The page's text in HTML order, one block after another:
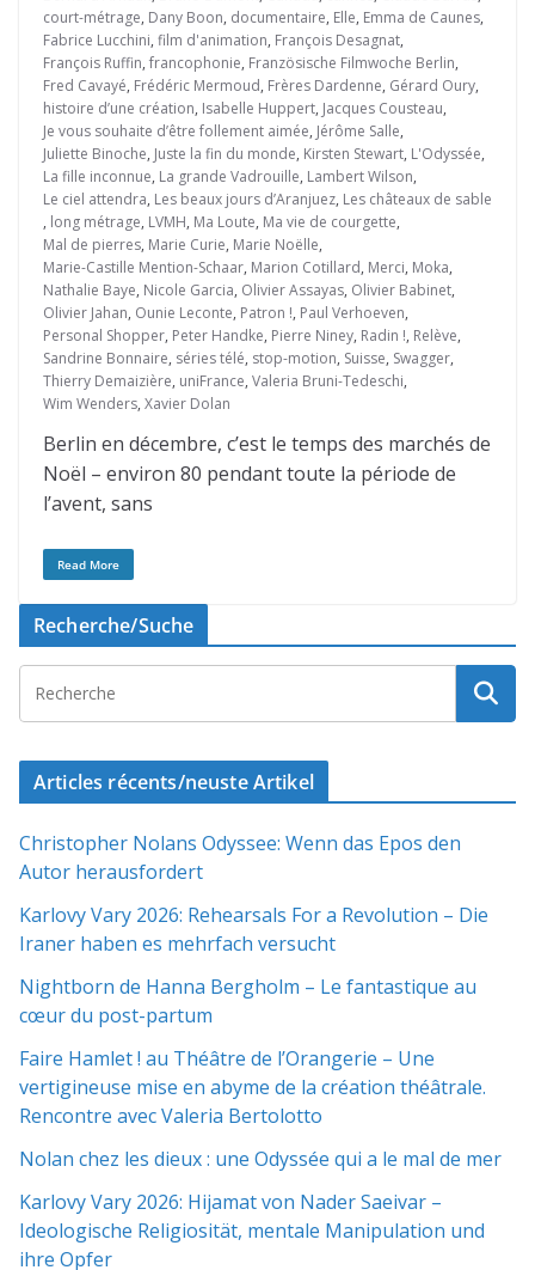
court-métrage, Dany Boon, documentaire, Elle, Emma de Caunes,
Fabrice Lucchini, film d'animation, François Desagnat,
François Ruffin, francophonie, Französische Filmwoche Berlin,
Fred Cavayé, Frédéric Mermoud, Frères Dardenne, Gérard Oury,
histoire d’une création, Isabelle Huppert, Jacques Cousteau,
Je vous souhaite d’être follement aimée, Jérôme Salle,
Juliette Binoche, Juste la fin du monde, Kirsten Stewart, L'Odyssée,
La fille inconnue, La grande Vadrouille, Lambert Wilson,
Le ciel attendra, Les beaux jours d’Aranjuez, Les châteaux de sable
, long métrage, LVMH, Ma Loute, Ma vie de courgette,
Mal de pierres, Marie Curie, Marie Noëlle,
Marie-Castille Mention-Schaar, Marion Cotillard, Merci, Moka,
Nathalie Baye, Nicole Garcia, Olivier Assayas, Olivier Babinet,
Olivier Jahan, Ounie Leconte, Patron !, Paul Verhoeven,
Personal Shopper, Peter Handke, Pierre Niney, Radin !, Relève,
Sandrine Bonnaire, séries télé, stop-motion, Suisse, Swagger,
Thierry Demaizière, uniFrance, Valeria Bruni-Tedeschi,
Wim Wenders, Xavier Dolan
Berlin en décembre, c’est le temps des marchés de
Noël – environ 80 pendant toute la période de
l’avent, sans
Read More
Recherche/Suche
Articles récents/neuste Artikel
Christopher Nolans Odyssee: Wenn das Epos den
Autor herausfordert
Karlovy Vary 2026: Rehearsals For a Revolution – Die
Iraner haben es mehrfach versucht
Nightborn de Hanna Bergholm – Le fantastique au
cœur du post-partum
Faire Hamlet ! au Théâtre de l’Orangerie – Une
vertigineuse mise en abyme de la création théâtrale.
Rencontre avec Valeria Bertolotto
Nolan chez les dieux : une Odyssée qui a le mal de mer
Karlovy Vary 2026: Hijamat von Nader Saeivar​​ –
Ideologische Religiosität, mentale Manipulation und
ihre Opfer